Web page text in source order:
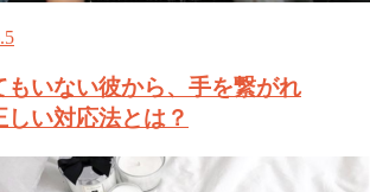
もいない彼から、手を繋がれ
い対応法とは？